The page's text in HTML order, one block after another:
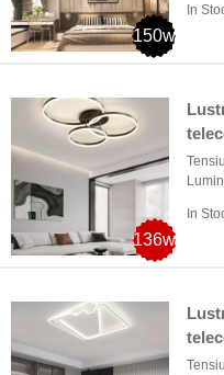
150w
In
136w
In